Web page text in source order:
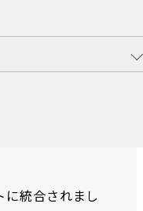
統合されまし